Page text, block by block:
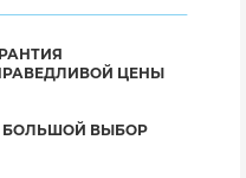
ЦЕНЫ
БОЛЬШОЙ ВЫБОР